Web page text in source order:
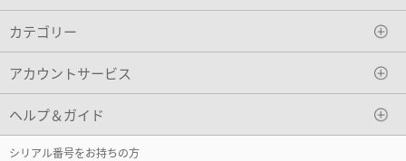
カテゴリー
アカウントサービス
ヘルプ＆ガイド
シリアル番号をお持ちの方